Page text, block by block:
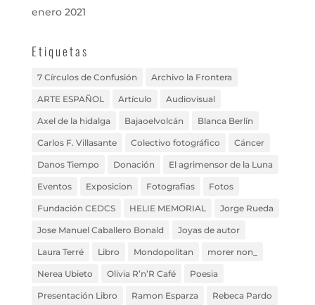
enero 2021
Etiquetas
7 Círculos de Confusión Archivo la Frontera
ARTE ESPAÑOL Artículo Audiovisual
Axel de la hidalga Bajaoelvolcán Blanca Berlín
Carlos F. Villasante Colectivo fotográfico Cáncer
Danos Tiempo Donación El agrimensor de la Luna
Eventos Exposicion Fotografias Fotos
Fundación CEDCS HELIE MEMORIAL Jorge Rueda
Jose Manuel Caballero Bonald Joyas de autor
Laura Terré Libro Mondopolitan morer non_
Nerea Ubieto Olivia R’n’R Café Poesia
Presentación Libro Ramon Esparza Rebeca Pardo